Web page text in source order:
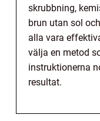
skrubbning,
brun utan sol
alla vara
välja en metod
instruktionerna
resultat.